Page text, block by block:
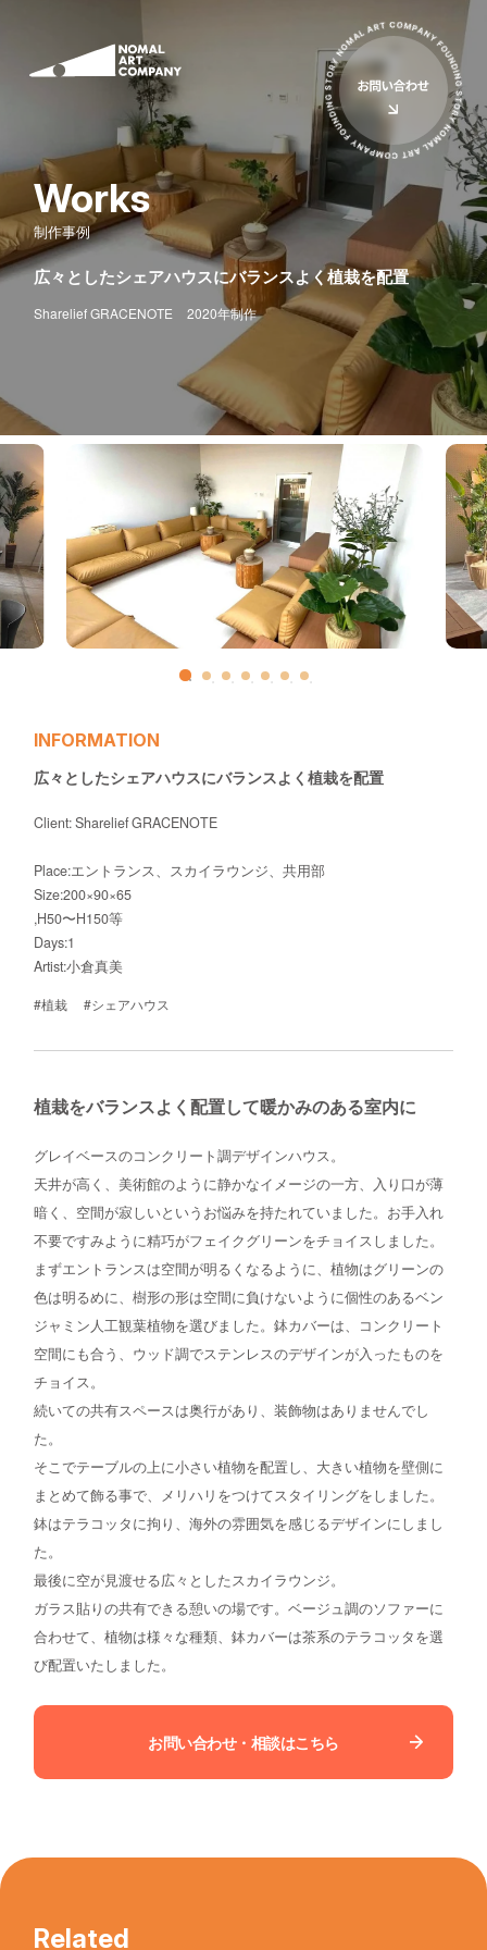
ミューラル（壁画）
立体オブジェ
壁画広告
アートイベント
導入費用について
私たちについて
アーティスト
お客様の声
コラム
イベント
お問い合わせ
Works
制作事例
広々としたシェアハウスにバランスよく植栽を配置
Sharelief GRACENOTE 2020年制作
INFORMATION
広々としたシェアハウスにバランスよく植栽を配置
Client: Sharelief GRACENOTE
Place:エントランス、スカイラウンジ、共用部
Size:200×90×65
,H50〜H150等
Days:1
Artist:小倉真美
#植栽 #シェアハウス
植栽をバランスよく配置して暖かみのある室内に
グレイベースのコンクリート調デザインハウス。
天井が高く、美術館のように静かなイメージの一方、入り口が薄
暗く、空間が寂しいというお悩みを持たれていました。お手入れ
不要ですみように精巧がフェイクグリーンをチョイスしました。
まずエントランスは空間が明るくなるように、植物はグリーンの
色は明るめに、樹形の形は空間に負けないように個性のあるベン
ジャミン人工観葉植物を選びました。鉢カバーは、コンクリート
空間にも合う、ウッド調でステンレスのデザインが入ったものを
チョイス。
続いての共有スペースは奥行があり、装飾物はありませんでし
た。
そこでテーブルの上に小さい植物を配置し、大きい植物を壁側に
まとめて飾る事で、メリハリをつけてスタイリングをしました。
鉢はテラコッタに拘り、海外の雰囲気を感じるデザインにしまし
た。
最後に空が見渡せる広々としたスカイラウンジ。
ガラス貼りの共有できる憩いの場です。ベージュ調のソファーに
合わせて、植物は様々な種類、鉢カバーは茶系のテラコッタを選
び配置いたしました。
お問い合わせ・相談はこちら
Related